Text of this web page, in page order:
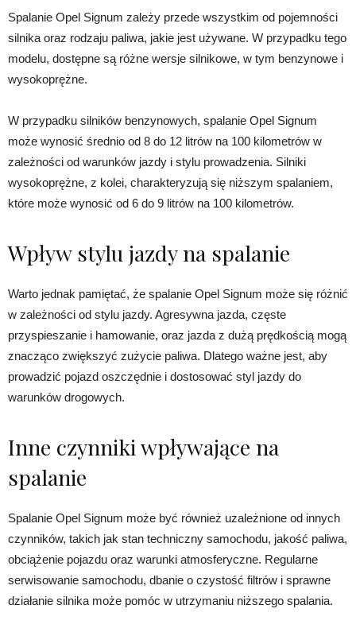
Spalanie Opel Signum zależy przede wszystkim od pojemności
silnika oraz rodzaju paliwa, jakie jest używane. W przypadku tego
modelu, dostępne są różne wersje silnikowe, w tym benzynowe i
wysokoprężne.
W przypadku silników benzynowych, spalanie Opel Signum
może wynosić średnio od 8 do 12 litrów na 100 kilometrów w
zależności od warunków jazdy i stylu prowadzenia. Silniki
wysokoprężne, z kolei, charakteryzują się niższym spalaniem,
które może wynosić od 6 do 9 litrów na 100 kilometrów.
Wpływ stylu jazdy na spalanie
Warto jednak pamiętać, że spalanie Opel Signum może się różnić
w zależności od stylu jazdy. Agresywna jazda, częste
przyspieszanie i hamowanie, oraz jazda z dużą prędkością mogą
znacząco zwiększyć zużycie paliwa. Dlatego ważne jest, aby
prowadzić pojazd oszczędnie i dostosować styl jazdy do
warunków drogowych.
Inne czynniki wpływające na
spalanie
Spalanie Opel Signum może być również uzależnione od innych
czynników, takich jak stan techniczny samochodu, jakość paliwa,
obciążenie pojazdu oraz warunki atmosferyczne. Regularne
serwisowanie samochodu, dbanie o czystość filtrów i sprawne
działanie silnika może pomóc w utrzymaniu niższego spalania.